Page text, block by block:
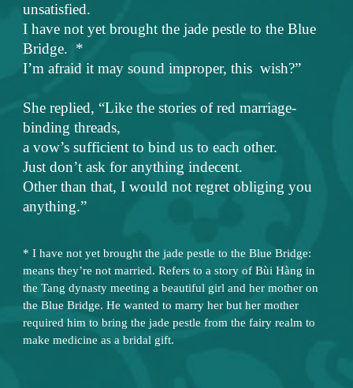
unsatisfied.
I have not yet brought the jade pestle to the Blue
Bridge. *
I’m afraid it may sound improper, this wish?”
She replied, “Like the stories of red marriage-
binding threads,
a vow’s sufficient to bind us to each other.
Just don’t ask for anything indecent.
Other than that, I would not regret obliging you
anything.”
* I have not yet brought the jade pestle to the Blue Bridge:
means they’re not married. Refers to a story of Bùi Hàng in
the Tang dynasty meeting a beautiful girl and her mother on
the Blue Bridge. He wanted to marry her but her mother
required him to bring the jade pestle from the fairy realm to
make medicine as a bridal gift.